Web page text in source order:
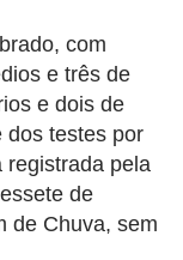
com
e três de
e dois de
dos testes por
registrada pela
de
de Chuva, sem